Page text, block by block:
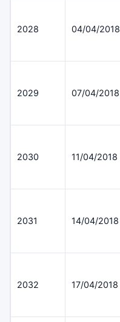
2028 04/04/2018
2029 07/04/2018
2030 11/04/2018
2031 14/04/2018
2032 17/04/2018